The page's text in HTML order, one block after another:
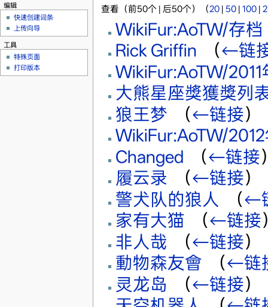
查看（前50个 | 后50个）（20| 50| 100|
WikiFur:AoTW/存档
Rick Griffin
（←链
WikiFur:AoTW/
大熊星座獎獲獎列
狼王梦
（←链接）
WikiFur:AoTW/
Changed
（←链接
履云录
（←链接）
警犬队的狼人
（←
家有大猫
（←链接
非人哉
（←链接）
動物森友會
（←链
灵龙岛
（←链接）
编辑
快速创建词条
上传向导
工具
特殊页面
打印版本